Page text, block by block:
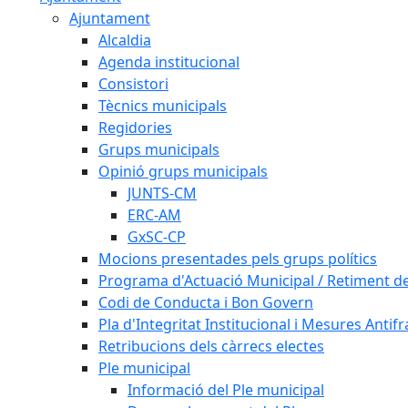
Ajuntament
Alcaldia
Agenda institucional
Consistori
Tècnics municipals
Regidories
Grups municipals
Opinió grups municipals
JUNTS-CM
ERC-AM
GxSC-CP
Mocions presentades pels grups polítics
Programa d'Actuació Municipal / Retiment
Codi de Conducta i Bon Govern
Pla d'Integritat Institucional i Mesures
Retribucions dels càrrecs electes
Ple municipal
Informació del Ple municipal